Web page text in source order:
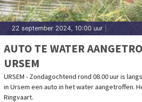
22 september 2024, 10:00 uur
AUTO TE WATER
URSEM
URSEM - Zondagochtend rond 08.00 uur is
in Ursem een auto in het water aangetroffen.
Ringvaart.